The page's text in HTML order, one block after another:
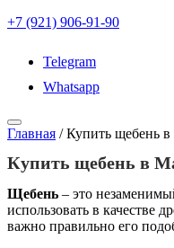
+7 (921) 906-91-90
Telegram
Whatsapp
Главная /Купить щебень
Купить щебень в
Щебень – это
использовать в качестве
важно правильно его